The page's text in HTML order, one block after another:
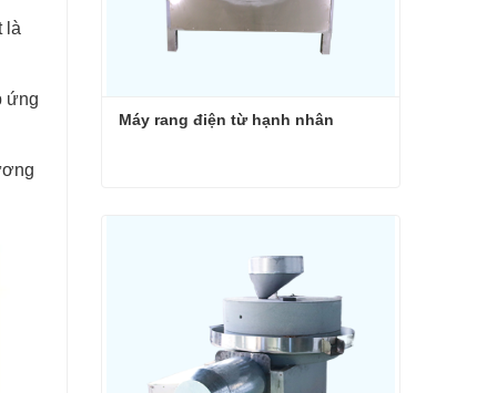
là
ứng
Máy rang điện từ hạnh nhân